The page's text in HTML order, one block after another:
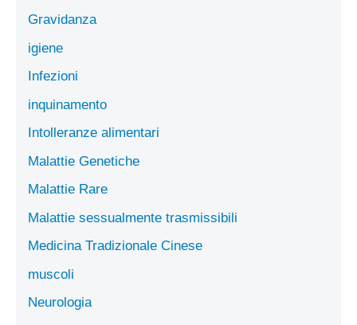
Gravidanza
igiene
Infezioni
inquinamento
Intolleranze alimentari
Malattie Genetiche
Malattie Rare
Malattie sessualmente trasmissibili
Medicina Tradizionale Cinese
muscoli
Neurologia